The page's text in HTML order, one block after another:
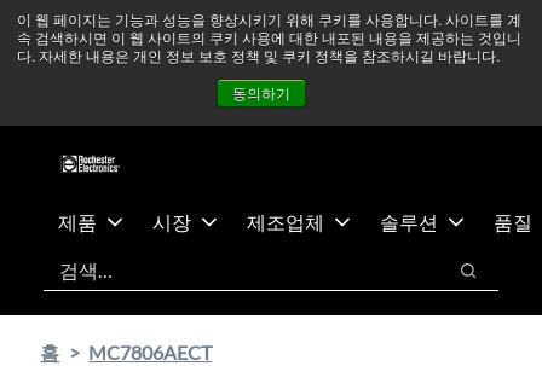
이 웹 페이지는 기능과 성능을 향상시키기 위해 쿠키를 사용합니다. 사이트를 계
속 검색하시면 이 웹 사이트의 쿠키 사용에 대한 내포된 내용을 제공하는 것입니
다. 자세한 내용은 개인 정보 보호 정책 및 쿠키 정책을 참조하시길 바랍니다.
동의하기
츠
건
중동 지역 상황을 지속적으로 주시하고 있으며, 모든 서비스는
정상적으로 운영되고 있습니다. 더 읽어보기 →
뉴스
문의하기
제품 시장 제조업체 솔루션
품질
검색
검색
홈 MC7806AECT